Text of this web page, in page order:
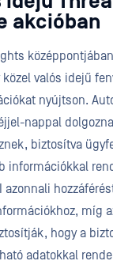
akcióban
középpontjában
valós idejű
nyújtson.
nappal
biztosítva
információkkal
azonnali
míg
hogy a
adatokkal